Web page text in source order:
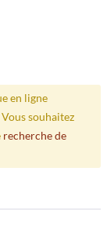
en ligne
souhaitez
recherche de